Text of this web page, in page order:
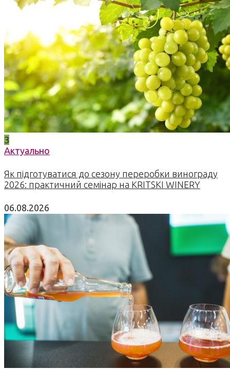
3
Актуально
Як підготуватися до сезону переробки винограду
2026: практичний семінар на KRITSKI WINERY
06.08.2026